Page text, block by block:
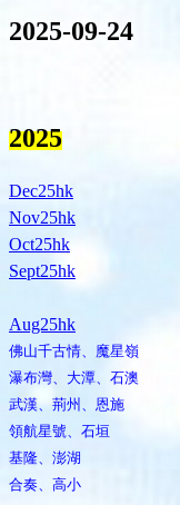
2025-09-24
2025
Dec25hk
Nov25hk
Oct25hk
Sept25hk
Aug25hk
佛山千古情、魔星嶺
瀑布灣、大潭、石澳
武漢、荊州、恩施
領航星號、石垣
基隆、澎湖
合奏、高小